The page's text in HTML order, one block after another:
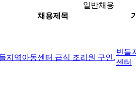
일반채용
채용제목
지역아동센터 급식 조리원 구인.
빈들
센터